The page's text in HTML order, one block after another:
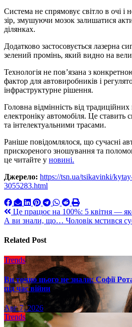
Система не спрямовує світло в очі
зір, змушуючи мозок залишатися
ділянках.
Додатково застосовується лазерна
зелений промінь, який видно на
Технологія не пов’язана з
фактор для автовиробників і
інфраструктурне рішення.
Головна відмінність від
електроніку автомобіля. Це
та інтелектуальними трасами.
Раніше повідомлялося, що сучасні
прискореного зношування та
це читайте у новині.
Джерело: https://tsn.ua/tsikavinki/
3055283.html
Навигация
по
записям
Це працює на 100%: 5 квітня —
А ви знали, що… Чоловік мстився
Related Post
Trends
Ви точно цього не знали: Софії
під час війни
Авг 7, 2026
Trends